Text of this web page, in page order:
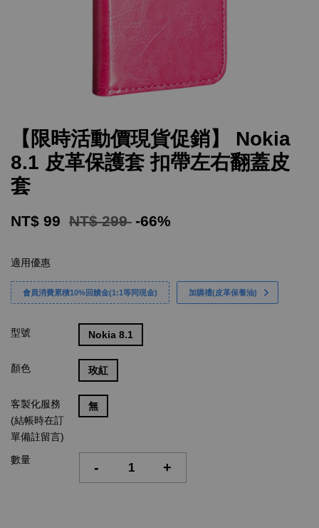
【限時活動價現貨促銷】 Nokia
8.1 皮革保護套 扣帶左右翻蓋皮
套
NT$ 99 NT$ 299 -66%
適用優惠
會員消費累積10%回饋金(1:1等同現金) 加購禮(皮革保養油)
型號 Nokia 8.1
顏色 玫紅
客製化服務
(結帳時在訂
單備註留言)
無
數量 - +